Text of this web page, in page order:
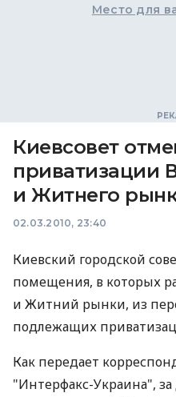
Место для
Киевсовет
приватизации
и Житнего
02.03.2010, 23:40
Киевский городской
помещения, в которых
и Житний рынки, из
подлежащих
Как передает
"Интерфакс-Украина",